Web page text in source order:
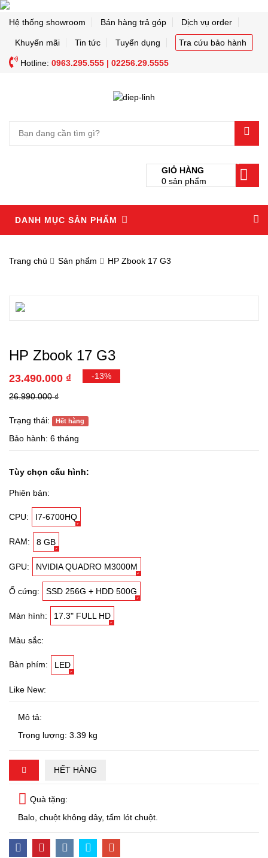
Hệ thống showroom Bán hàng trả góp Dịch vụ order
Khuyến mãi Tin tức Tuyển dụng Tra cứu bảo hành
Hotline: 0963.295.555 | 02256.29.5555
GIỎ HÀNG
0 sản phẩm
DANH MỤC SẢN PHẨM
Trang chủ Sản phẩm HP Zbook 17 G3
HP Zbook 17 G3
23.490.000 ₫ -13%
26.990.000 ₫
Trạng thái: Hết hàng
Bảo hành: 6 tháng
Tùy chọn cấu hình:
Phiên bản:
CPU: I7-6700HQ
RAM: 8 GB
GPU: NVIDIA QUADRO M3000M
Ổ cứng: SSD 256G + HDD 500G
Màn hình: 17.3" FULL HD
Màu sắc:
Bàn phím: LED
Like New:
Mô tả:
Trọng lượng: 3.39 kg
HẾT HÀNG
Quà tặng:
Balo, chuột không dây, tấm lót chuột.